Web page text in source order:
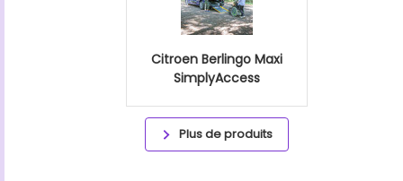
Citroen Berlingo Maxi
SimplyAccess
Plus de produits